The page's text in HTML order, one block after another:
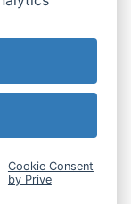
Cookie Consent
by Prive